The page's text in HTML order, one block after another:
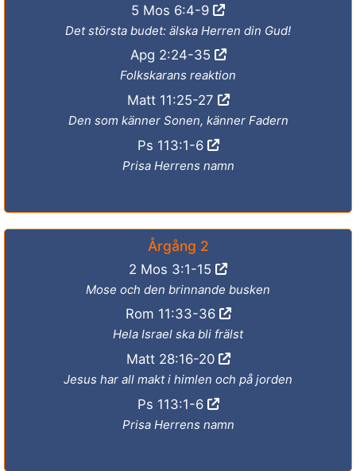
5 Mos 6:4-9
Det största budet: älska Herren din Gud!
Apg 2:24-35
Folkskarans reaktion
Matt 11:25-27
Den som känner Sonen, känner Fadern
Ps 113:1-6
Prisa Herrens namn
Årgång 2
2 Mos 3:1-15
Mose och den brinnande busken
Rom 11:33-36
Hela Israel ska bli frälst
Matt 28:16-20
Jesus har all makt i himlen och på jorden
Ps 113:1-6
Prisa Herrens namn